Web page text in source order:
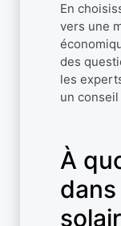
En
vers une
des
les
un
À